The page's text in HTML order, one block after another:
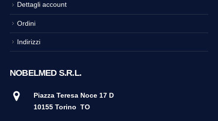
Dettagli account
Ordini
Indirizzi
NOBELMED S.R.L.
Piazza Teresa Noce 17 D
10155 Torino TO